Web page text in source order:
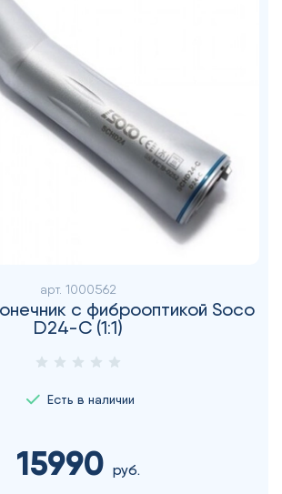
арт. 1000562
с фиброоптикой Soco
D24-C (1:1)
Есть в наличии
15990 руб.